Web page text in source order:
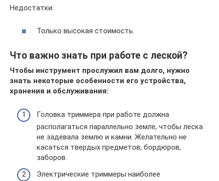
Недостатки:
Только высокая стоимость.
Что важно знать при работе с леской?
Чтобы инструмент прослужил вам долго, нужно
знать некоторые особенности его устройства,
хранения и обслуживания:
Головка триммера при работе должна
располагаться параллельно земле, чтобы леска
не задевала землю и камни. Желательно не
касаться твердых предметов, бордюров,
заборов.
Электрические триммеры наиболее